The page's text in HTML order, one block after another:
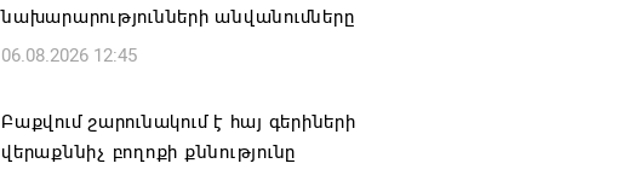
նախարարությունների անվանումները
06.08.2026 12:45
Բաքվում շարունակում է հայ գերիների
վերաքննիչ բողոքի քննությունը